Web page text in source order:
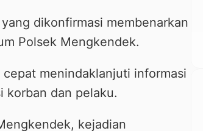
dikonfirmasi membenarkan
Polsek Mengkendek.
menindaklanjuti informasi
korban dan pelaku.
kejadian